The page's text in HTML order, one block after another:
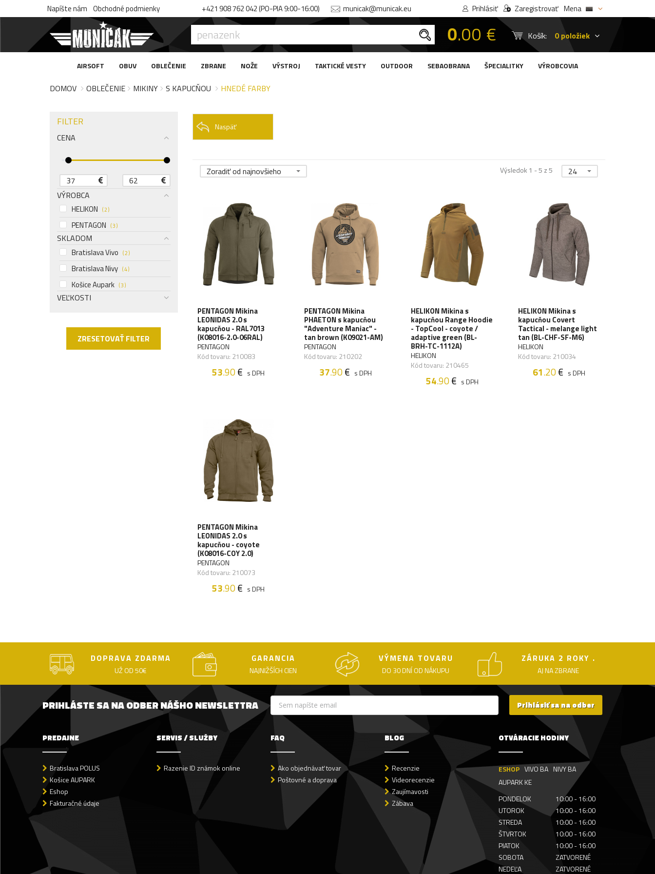
Napíšte nám Obchodné podmienky +421 908 762 042 (PO-PIA 9:00-16:00) municak@municak.eu Prihlásiť Zaregistrovať Mena
0.00 € Košík: 0 položiek
AIRSOFT OBUV OBLEČENIE ZBRANE NOŽE VÝSTROJ TAKTICKÉ VESTY OUTDOOR SEBAOBRANA ŠPECIALITKY VÝROBCOVIA
DOMOV OBLEČENIE MIKINY S KAPUCŇOU HNEDÉ FARBY
FILTER
CENA
VÝROBCA
HELIKON ( 2 )
PENTAGON ( 3 )
SKLADOM
Bratislava Vivo ( 2 )
Bratislava Nivy ( 4 )
Košice Aupark ( 3 )
VEĽKOSTI
ZRESETOVAŤ FILTER
Naspäť
Zoradiť od najnovšieho Výsledok 1 - 5 z 5 24
PENTAGON Mikina
LEONIDAS 2.0 s
kapucňou - RAL7013
(K08016-2.0-06RAL)
PENTAGON
Kód tovaru: 210083
53.90€ s DPH
PENTAGON Mikina
PHAETON s kapucňou
"Adventure Maniac" -
tan brown (K09021-AM)
PENTAGON
Kód tovaru: 210202
37.90€ s DPH
HELIKON Mikina s
kapucňou Range Hoodie
- TopCool - coyote /
adaptive green (BL-
BRH-TC-1112A)
HELIKON
Kód tovaru: 210465
54.90€ s DPH
HELIKON Mikina s
kapucňou Covert
Tactical - melange light
tan (BL-CHF-SF-M6)
HELIKON
Kód tovaru: 210034
61.20€ s DPH
PENTAGON Mikina
LEONIDAS 2.0 s
kapucňou - coyote
(K08016-COY 2.0)
PENTAGON
Kód tovaru: 210073
53.90€ s DPH
DOPRAVA ZDARMA
UŽ OD 50€
GARANCIA
NAJNIŽŠÍCH CIEN
VÝMENA TOVARU
DO 30 DNÍ OD NÁKUPU
ZÁRUKA 2 ROKY .
AJ NA ZBRANE
PRIHLÁSTE SA NA ODBER NÁŠHO NEWSLETTRA Prihlásiť sa na odber
PREDAJNE
Bratislava POLUS
Košice AUPARK
Eshop
Fakturačné údaje
SERVIS / SLUŽBY
Razenie ID známok online
FAQ
Ako objednávať tovar
Poštovné a doprava
BLOG
Recenzie
Videorecenzie
Zaujímavosti
Zábava
OTVÁRACIE HODINY
ESHOP VIVO BA NIVY BA
AUPARK KE
PONDELOK
10:00 - 16:00
UTOROK
10:00 - 16:00
STREDA
10:00 - 16:00
ŠTVRTOK
10:00 - 16:00
PIATOK
10:00 - 16:00
SOBOTA
ZATVORENÉ
NEDEĽA
ZATVORENÉ